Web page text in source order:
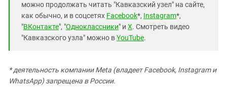
можно продолжать читать "Кавказский узел" на сайте,
как обычно, и в соцсетях Facebook*, Instagram*,
"ВКонтакте", "Одноклассники" и X. Смотреть видео
"Кавказского узла" можно вYouTube.
* деятельность компании Meta (владеет Facebook, Instagram и
WhatsApp) запрещена в России.